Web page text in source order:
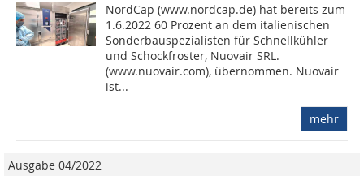
NordCap (www.nordcap.de) hat bereits zum
1.6.2022 60 Prozent an dem italienischen
Sonderbauspezialisten für Schnellkühler
und Schockfroster, Nuovair SRL.
(www.nuovair.com), übernommen. Nuovair
ist...
mehr
Ausgabe 04/2022